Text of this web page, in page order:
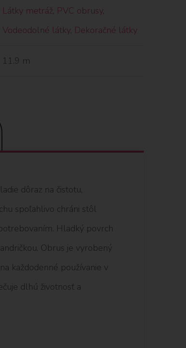
Látky metráž, PVC obrusy,
Vodeodolné látky, Dekoračné látky
11.9 m
dôraz na čistotu,
spoľahlivo chráni stôl
Hladký povrch
Obrus je vyrobený
každodenné používanie v
dlhú životnosť a